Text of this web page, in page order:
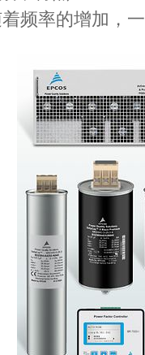
着频率的增加，